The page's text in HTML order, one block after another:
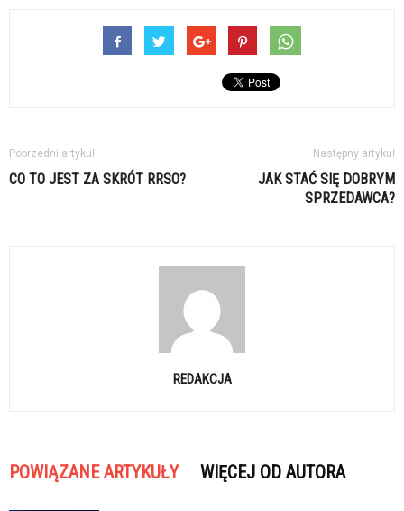
Poprzedni artykuł
CO TO JEST ZA SKRÓT RRSO?
Następny artykuł
JAK STAĆ SIĘ DOBRYM
SPRZEDAWCA?
REDAKCJA
POWIĄZANE ARTYKUŁY WIĘCEJ OD AUTORA